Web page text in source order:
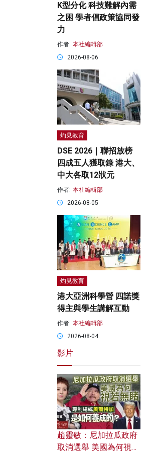
K型分化 科技難解內需
之困 學者倡政策協同發
力
作者: 本社編輯部
2026-08-06
灼見教育
DSE 2026｜聯招放榜
四成五人獲取錄 港大、
中大各取12狀元
作者: 本社編輯部
2026-08-05
灼見教育
港大亞洲科學營 四諾獎
得主與學生講解互動
作者: 本社編輯部
2026-08-04
影片
趙靈敏：尼加拉瓜政府
取消選舉 美國為何視若